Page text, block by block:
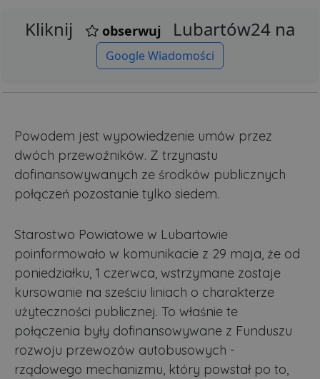
Kliknij obserwuj Lubartów24 na
Google Wiadomości
Powodem jest wypowiedzenie umów przez
dwóch przewoźników. Z trzynastu
dofinansowywanych ze środków publicznych
połączeń pozostanie tylko siedem.
Starostwo Powiatowe w Lubartowie
poinformowało w komunikacie z 29 maja, że od
poniedziałku, 1 czerwca, wstrzymane zostaje
kursowanie na sześciu liniach o charakterze
użyteczności publicznej. To właśnie te
połączenia były dofinansowywane z Funduszu
rozwoju przewozów autobusowych -
rządowego mechanizmu, który powstał po to,